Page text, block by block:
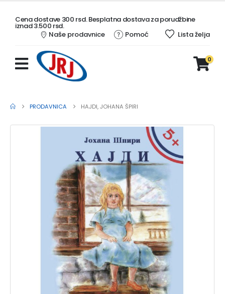
Cena dostave 300 rsd. Besplatna dostava za porudžbine
iznad 3.500 rsd.
Naše prodavnice
Pomoć Lista želja
0
PRODAVNICA HAJDI, JOHANA ŠPIRI